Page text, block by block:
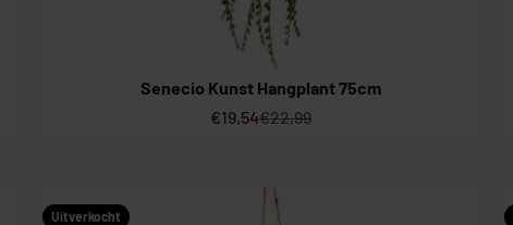
Senecio Kunst Hangplant 75cm
Aanbiedingsprijs
€19,54Normale prijs
€22,99
Uitverkocht